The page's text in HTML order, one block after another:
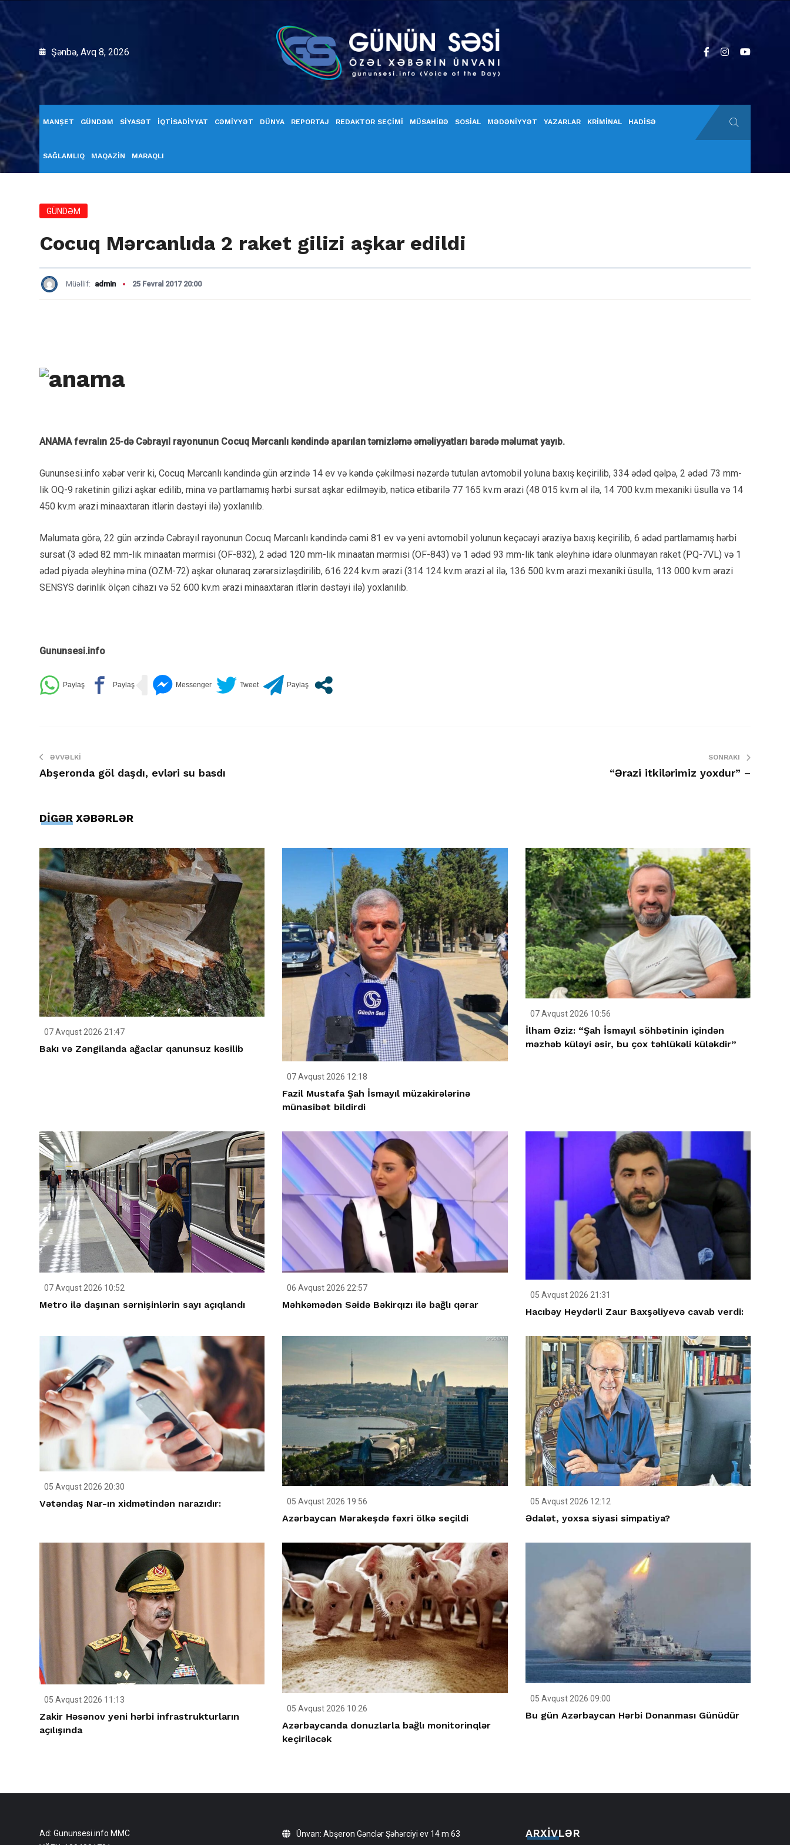
Şənbə, Avq 8, 2026
MANŞET GÜNDƏM SİYASƏT İQTİSADİYYAT CƏMİYYƏT DÜNYA REPORTAJ REDAKTOR SEÇİMİ MÜSAHİBƏ SOSİAL MƏDƏNİYYƏT YAZARLAR KRİMİNAL HADİSƏ
SAĞLAMLIQ MAQAZİN MARAQLI
GÜNDƏM
Cocuq Mərcanlıda 2 raket gilizi aşkar edildi
Müəllif: admin 25 Fevral 2017 20:00
ANAMA fevralın 25-də Cəbrayıl rayonunun Cocuq Mərcanlı kəndində aparılan təmizləmə əməliyyatları barədə məlumat yayıb.
Gununsesi.info xəbər verir ki, Cocuq Mərcanlı kəndində gün ərzində 14 ev və kəndə çəkilməsi nəzərdə tutulan avtomobil yoluna baxış keçirilib, 334 ədəd qəlpə, 2 ədəd 73 mm-
lik OQ-9 raketinin gilizi aşkar edilib, mina və partlamamış hərbi sursat aşkar edilməyib, nəticə etibarilə 77 165 kv.m ərazi (48 015 kv.m əl ilə, 14 700 kv.m mexaniki üsulla və 14
450 kv.m ərazi minaaxtaran itlərin dəstəyi ilə) yoxlanılıb.
Məlumata görə, 22 gün ərzində Cəbrayıl rayonunun Cocuq Mərcanlı kəndində cəmi 81 ev və yeni avtomobil yolunun keçəcəyi əraziyə baxış keçirilib, 6 ədəd partlamamış hərbi
sursat (3 ədəd 82 mm-lik minaatan mərmisi (OF-832), 2 ədəd 120 mm-lik minaatan mərmisi (OF-843) və 1 ədəd 93 mm-lik tank əleyhinə idarə olunmayan raket (PQ-7VL) və 1
ədəd piyada əleyhinə mina (OZM-72) aşkar olunaraq zərərsizləşdirilib, 616 224 kv.m ərazi (314 124 kv.m ərazi əl ilə, 136 500 kv.m ərazi mexaniki üsulla, 113 000 kv.m ərazi
SENSYS dərinlik ölçən cihazı və 52 600 kv.m ərazi minaaxtaran itlərin dəstəyi ilə) yoxlanılıb.
Gununsesi.info
ƏVVƏLKI
Abşeronda göl daşdı, evləri su basdı
SONRAKI
“Ərazi itkilərimiz yoxdur” –
DİGƏR XƏBƏRLƏR
07 Avqust 2026 21:47
Bakı və Zəngilanda ağaclar qanunsuz kəsilib
07 Avqust 2026 12:18
Fazil Mustafa Şah İsmayıl müzakirələrinə
münasibət bildirdi
07 Avqust 2026 10:56
İlham Əziz: “Şah İsmayıl söhbətinin içindən
məzhəb küləyi əsir, bu çox təhlükəli küləkdir”
07 Avqust 2026 10:52
Metro ilə daşınan sərnişinlərin sayı açıqlandı
06 Avqust 2026 22:57
Məhkəmədən Səidə Bəkirqızı ilə bağlı qərar
05 Avqust 2026 21:31
Hacıbəy Heydərli Zaur Baxşəliyevə cavab verdi:
05 Avqust 2026 20:30
Vətəndaş Nar-ın xidmətindən narazıdır: 05 Avqust 2026 19:56
Azərbaycan Mərakeşdə fəxri ölkə seçildi
05 Avqust 2026 12:12
Ədalət, yoxsa siyasi simpatiya?
05 Avqust 2026 11:13
Zakir Həsənov yeni hərbi infrastrukturların
açılışında
05 Avqust 2026 10:26
Azərbaycanda donuzlarla bağlı monitorinqlər
keçiriləcək
05 Avqust 2026 09:00
Bu gün Azərbaycan Hərbi Donanması Günüdür
Ad: Gununsesi.info MMC
Ünvan: Abşeron Gənclər Şəhərciyi ev 14 m 63 ARXIVLƏR